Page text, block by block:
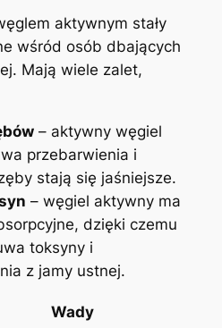
aktywnym‌ stały
wśród osób dbających
Mają wiele zalet,
– aktywny węgiel
przebarwienia i
stają się jaśniejsze.
– węgiel aktywny ma
dzięki czemu
toksyny ⁤i
z jamy ustnej.
Wady